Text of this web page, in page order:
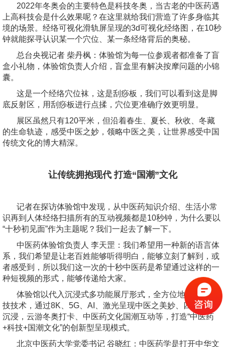
2022年冬奥会的主要特色是科技冬奥，当古老的中医药遇
上高科技会是什么效果呢？在这里就给我们营造了许多身临其
境的场景。经络可视化滑轨屏呈现的3d可视化经络图，在10秒
钟就能探寻认识某一个穴位、某一条经络背后的奥秘。
总台央视记者 柴丹枫：体验馆为每一位参观者都准备了盲
盒小礼物，体验馆负责人介绍，盲盒里有解决按摩问题的小锦
囊。
这是一个经络穴位袜，这是刮痧板，我们可以看到这是脚
底反射区，用刮痧板进行点揉，穴位更准确疗效更明显。
展区虽然只有120平米，但沿着春生、夏长、秋收、冬藏
的生命轨迹，感受中医之妙，领略中医之美，让世界感受中国
传统文化的博大精深。
让传统拥抱现代 打造“国潮”文化
记者在探访体验馆中发现，从中医药知识介绍、生活小常
识再到人体经络扫描所有的互动视频都是10秒钟，为什么要以
“十秒初见面”作为主题呢？我们一起去了解一下。
中医药体验馆负责人 李天罡：我们希望用一种新的语言体
系，我们希望是让老百姓能够听得明白，能够立刻了解到，或
者感受到，所以我们这一次的十秒中医药是希望通过这样的一
种短视频的形式，能够传递给大家。
体验馆以代入沉浸式多功能展厅形式，全方位地使用高科
技技术，通过8K、5G、AI、激光呈现中医之美妙、四季变换
沉浸，云游冬奥打卡、中医药文化国潮互动等，打造“中医药
+科技+国潮文化”的创新型呈现模式。
北京中医药大学党委书记 谷晓红：中医药学是打开中华文